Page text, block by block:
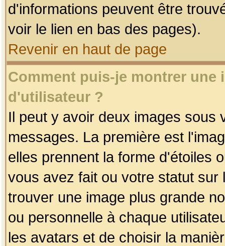
d'informations peuvent être
voir le lien en bas des pages).
Revenir en haut de page
Comment puis-je montrer une
d'utilisateur ?
Il peut y avoir deux images sous
messages. La première est
elles prennent la forme d'étoiles
vous avez fait ou votre statut
trouver une image plus grande
ou personnelle à chaque
les avatars et de choisir la